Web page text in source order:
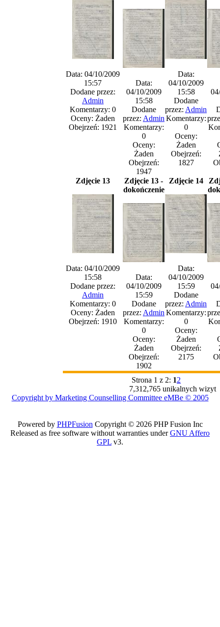
Data: 04/10/2009
15:57
Dodane przez:
Admin
Komentarzy: 0
Oceny: Żaden
Obejrzeń: 1921
Data:
04/10/2009
15:58
Dodane
przez: Admin
Komentarzy:
0
Oceny:
Żaden
Obejrzeń:
1947
Data:
04/10/2009
15:58
Dodane
przez: Admin
Komentarzy:
0
Oceny:
Żaden
Obejrzeń:
1827
Zdjęcie 13
Data: 04/10/2009
15:58
Dodane przez:
Admin
Komentarzy: 0
Oceny: Żaden
Obejrzeń: 1910
Zdjęcie 13 -
dokończenie
Data:
04/10/2009
15:59
Dodane
przez: Admin
Komentarzy:
0
Oceny:
Żaden
Obejrzeń:
1902
Zdjęcie 14
Data:
04/10/2009
15:59
Dodane
przez: Admin
Komentarzy:
0
Oceny:
Żaden
Obejrzeń:
2175
Strona 1 z 2: 12
7,312,765 unikalnych wizyt
Copyright by Marketing Counselling Committee eMBe © 2005
Powered by PHPFusion Copyright © 2026 PHP Fusion Inc
Released as free software without warranties underGNU Affero
GPL v3.